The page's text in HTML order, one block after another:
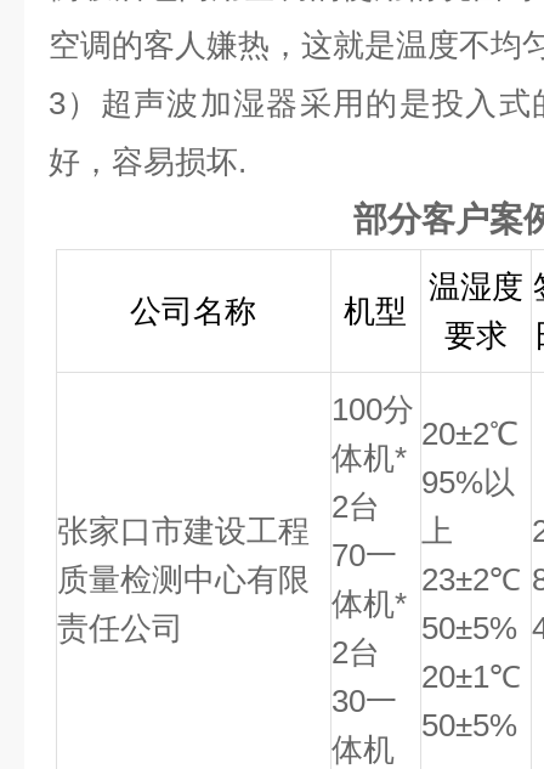
空调的客人嫌热，这就是温度不均
3）超声波加湿器采用的是投入
好，容易损坏.
部分客户案
公司名称 机型
温湿度
要求
张家口市建设工程
质量检测中心有限
责任公司
100分
体机*
2台
70一
体机*
2台
30一
体机
20±2℃
95%以
上
23±2℃
50±5%
20±1℃
50±5%